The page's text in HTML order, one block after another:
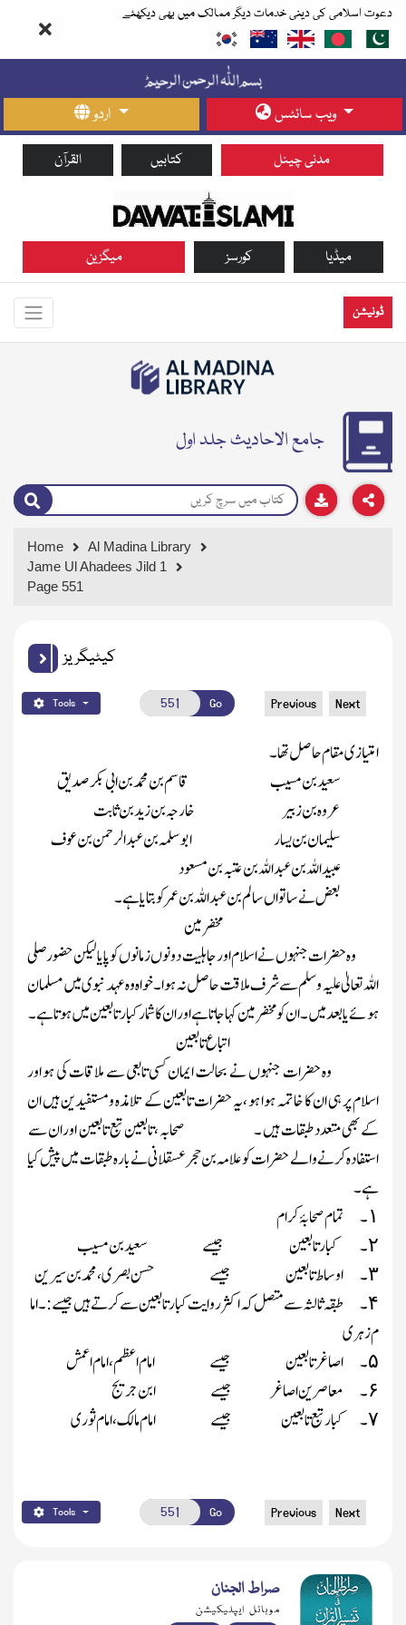
دعوت اسلامی کی دینی خدمات دیگر ممالک میں بھی دیکھئے
اردو ویب سائٹس
القرآن کتابیں مدنی چینل
میگزین کورسز میڈیا
ڈونیشن
جامع الاحادیث جلد اول
Home
Al Madina Library
Jame Ul Ahadees Jild 1
Page 551
کیٹیگریز
Tools Go Previous Next
امتیازی مقام حاصل تھا ۔
سعید بن مسیب
قاسم بن محمد بن ابی بکر صدیق
عروہ بن زبیر
خارجہ بن زید بن ثابت
سلیمان بن یسار
ابو سلمہ بن عبد الرحمن بن عوف
عبید اللہ بن عبداللہ بن عتبہ بن مسعود
بعض نے ساتواں سالم بن عبد اللہ بن عمر کوبتایا ہے ۔
مخضر مین
وہ حضرات جنہوں نے اسلام اور جاہلیت دونوں زمانوں کو پایا لیکن حضورصلی
اللہ تعالیٰ علیہ وسلم سے شرف ملاقت حاصل نہ ہوا ۔ خواہ وہ عہد نبوی میں مسلمان
ہوئے یا بعد میں۔ ان کو مخضر مین کہا جاتا ہے اور ان کا شمار کبار تابعین میں ہوتا ہے ۔
اتباع تابعین
وہ حضرات جنہوں نے بحالت ایمان کسی تابعی سے ملاقات کی ہو اور
اسلام پر ہی ان کا خاتمہ ہوا ہو ، یہ حضرات تابعین کے تلامذہ و مستفیدین ہیں ان
کے بھی متعدد طبقات ہیں ۔
صحابہ ، تابعین تبع تابعین اور ان سے
استفادہ کرنے والے حضرات کو علامہ بن حجر عسقلانی نے بارہ طبقات میں پیش کیا
ہے ۔
۱۔ تمام صحابۂ کرام
۲۔ کبار تابعین جیسے سعید بن مسیب
۳۔ اوساط تابعین جیسے حسن بصری ، محمد بن سیرین
۴۔
طبقہ ثالثہ سے متصل کہ اکثر روایت کبار تابعین سے کرتے ہیں جیسے:۔ اما
م زہری
۵۔ اصاغر تابعین جیسے امام اعظم ، امام اعمش
۶۔ معاصرین اصاغر جیسے ابن جریج
۷۔ کبار تبع تابعین جیسے امام مالک ، امام ثوری
Tools Go Previous Next
صراط الجنان
موبائل ایپلیکیشن